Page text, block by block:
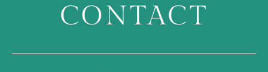
CONTACT